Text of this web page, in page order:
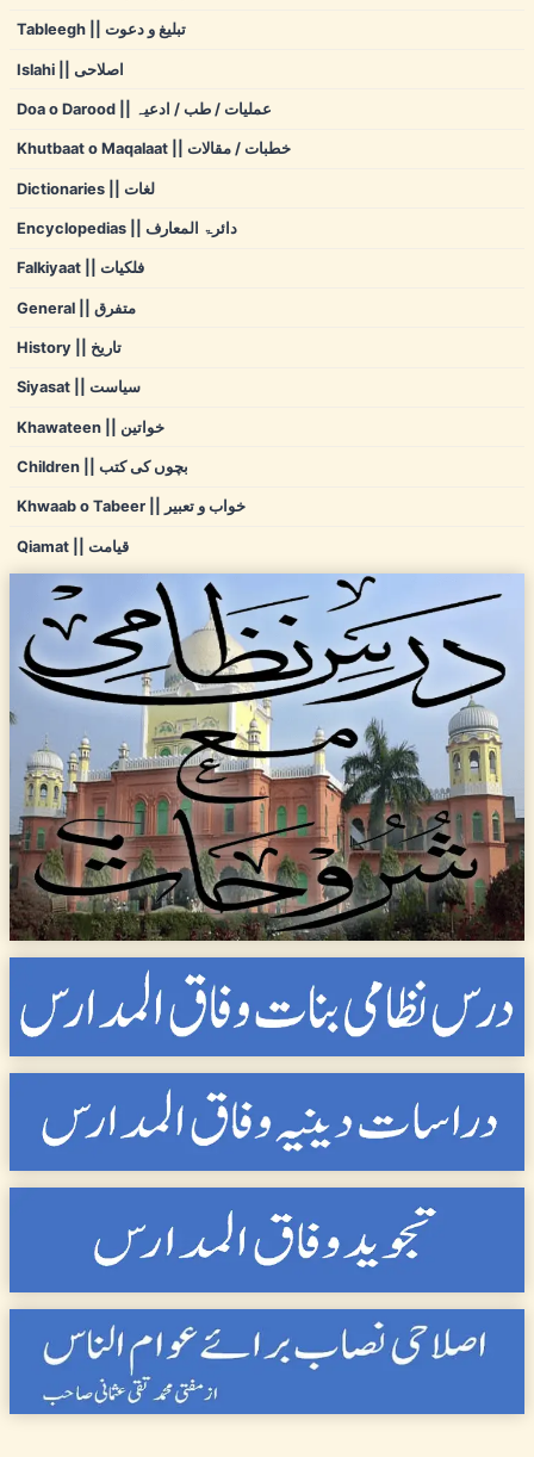
Tableegh || تبلیغ و دعوت
Islahi || اصلاحی
Doa o Darood || عملیات / طب / ادعیہ
Khutbaat o Maqalaat || خطبات / مقالات
Dictionaries || لغات
Encyclopedias || دائرۃ المعارف
Falkiyaat || فلکیات
General || متفرق
History || تاریخ
Siyasat || سیاست
Khawateen || خواتین
Children || بچوں کی کتب
Khwaab o Tabeer || خواب و تعبیر
Qiamat || قیامت